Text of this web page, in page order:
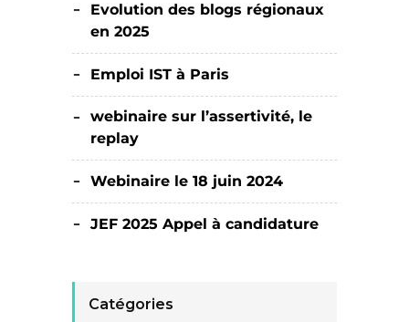
Evolution des blogs régionaux
en 2025
Emploi IST à Paris
webinaire sur l’assertivité, le
replay
Webinaire le 18 juin 2024
JEF 2025 Appel à candidature
Catégories